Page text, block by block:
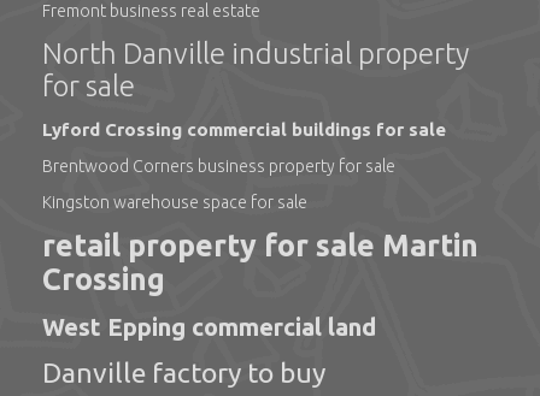
Fremont business real estate
North Danville industrial property
for sale
Lyford Crossing commercial buildings for sale
Brentwood Corners business property for sale
Kingston warehouse space for sale
retail property for sale Martin
Crossing
West Epping commercial land
Danville factory to buy